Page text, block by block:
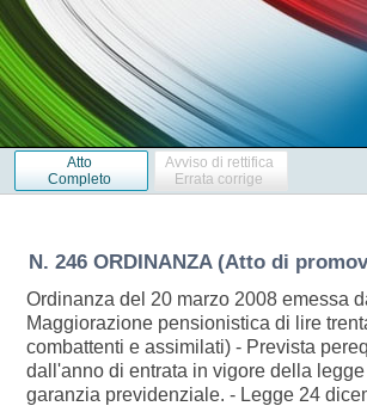
Atto
Completo
Avviso di rettifica
Errata corrige
N. 246 ORDINANZA (Atto di
Ordinanza del 20 marzo 2008 emessa
Maggiorazione pensionistica di lire
combattenti e assimilati) - Prevista
dall'anno di entrata in vigore della
garanzia previdenziale. - Legge 24